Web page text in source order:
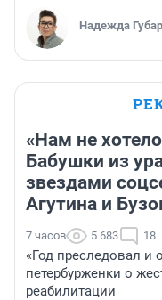
Надежда
«Нам не
Бабушки из
звездами
Агутина и
7 часов 5 683 18
«Год преследовал и
петербурженки о
реабилитации